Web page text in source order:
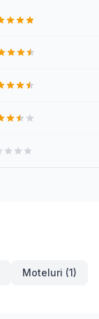
Moteluri (1)